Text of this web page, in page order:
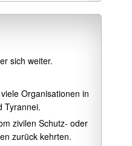
sich weiter.
Organisationen in
Tyrannei.
zivilen Schutz- oder
zurück kehrten.